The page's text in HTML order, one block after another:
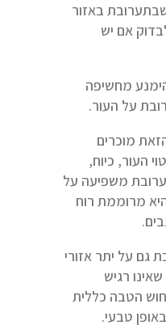
באזור
אם יש
מחשיפה
על העור.
מוכרים
העור, כיוח,
משפיעה על
מרוממת רוח
גם על יתר אזורי
רגיש
הטבה כללית
טבעי.